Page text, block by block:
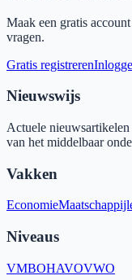
Maak een gratis
vragen.
Gratis registreren
Nieuwswijs
Actuele
van het middelbaar
Vakken
Economie
Niveaus
VMBOHAVOVWO